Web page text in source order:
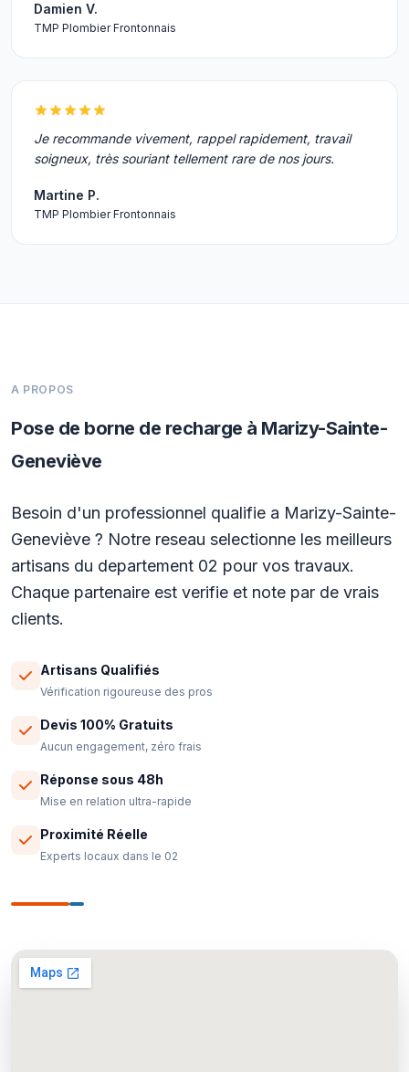
Damien V.
TMP Plombier Frontonnais
Je recommande vivement, rappel rapidement, travail
soigneux, très souriant tellement rare de nos jours.
Martine P.
TMP Plombier Frontonnais
A PROPOS
Pose de borne de recharge à Marizy-Sainte-
Geneviève
Besoin d'un professionnel qualifie a Marizy-Sainte-
Geneviève ? Notre reseau selectionne les meilleurs
artisans du departement 02 pour vos travaux.
Chaque partenaire est verifie et note par de vrais
clients.
Artisans Qualifiés
Vérification rigoureuse des pros
Devis 100% Gratuits
Aucun engagement, zéro frais
Réponse sous 48h
Mise en relation ultra-rapide
Proximité Réelle
Experts locaux dans le 02